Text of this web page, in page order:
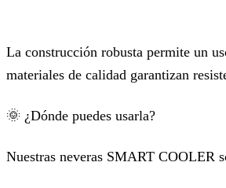
La construcción robusta permite un
materiales de calidad garantizan
🌞 ¿Dónde puedes usarla?
Nuestras neveras SMART COOLER